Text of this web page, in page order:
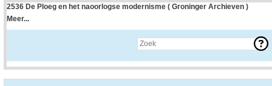
2536 De Ploeg en het naoorlogse modernisme ( Groninger Archieven )
Meer...
Uitleg bij archieftoegang
Een archieftoegang geeft uitgebreide informatie over een bepaald archief.
• Kenmerken van het archief
• Inleiding op het archief